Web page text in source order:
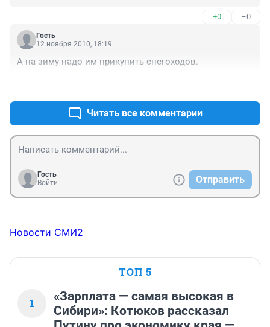
+0 –0
Гость
12 ноября 2010, 18:19
А на зиму надо им прикупить снегоходов.
Читать все комментарии
Гость
Войти
Отправить
Новости СМИ2
ТОП 5
1
«Зарплата — самая высокая в
Сибири»: Котюков рассказал